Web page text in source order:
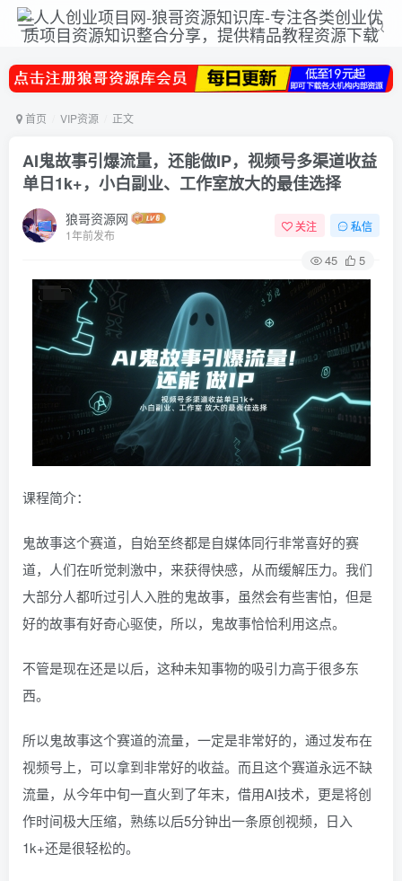
首页 VIP资源 正文
AI鬼故事引爆流量，还能做IP，视频号多渠道收益
单日1k+，小白副业、工作室放大的最佳选择
狼哥资源网
1年前发布
关注 私信
45 5
课程简介：
鬼故事这个赛道，自始至终都是自媒体同行非常喜好的赛
道，人们在听觉刺激中，来获得快感，从而缓解压力。我们
大部分人都听过引人入胜的鬼故事，虽然会有些害怕，但是
好的故事有好奇心驱使，所以，鬼故事恰恰利用这点。
不管是现在还是以后，这种未知事物的吸引力高于很多东
西。
所以鬼故事这个赛道的流量，一定是非常好的，通过发布在
视频号上，可以拿到非常好的收益。而且这个赛道永远不缺
流量，从今年中旬一直火到了年末，借用AI技术，更是将创
作时间极大压缩，熟练以后5分钟出一条原创视频，日入
1k+还是很轻松的。